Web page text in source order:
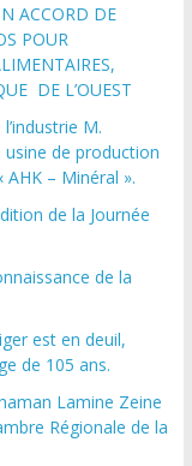
ACCORD DE
POUR
DE L’OUEST
M.
de production
– Minéral ».
de la Journée
de la
est en deuil,
de 105 ans.
Lamine Zeine
Régionale de la